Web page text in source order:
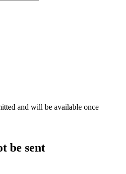
and will be available once
be sent